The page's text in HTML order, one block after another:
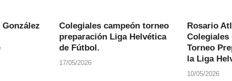
González
Colegiales campeón torneo
preparación Liga Helvética
de Fútbol.
17/05/2026
Rosario
Colegiales
Torneo
la Liga
10/05/2026